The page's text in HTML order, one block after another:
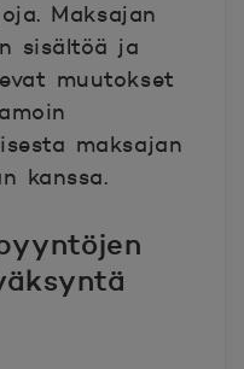
Maksajan
sisältöä ja
muutokset
maksajan
kanssa.